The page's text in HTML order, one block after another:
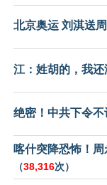
北京奥运 刘淇送
江：姓胡的，我
绝密！中共下令
喀什突降恐怖！
（38,316次）